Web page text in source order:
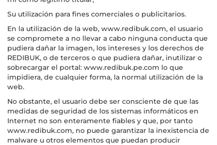
Su utilización para fines comerciales o publicitarios.
En la utilización de la web, www.redibuk.com, el usuario
se compromete a no llevar a cabo ninguna conducta que
pudiera dañar la imagen, los intereses y los derechos de
REDIBUK, o de terceros o que pudiera dañar, inutilizar o
sobrecargar el portal: www.redibuk.pe.com lo que
impidiera, de cualquier forma, la normal utilización de la
web.
No obstante, el usuario debe ser consciente de que las
medidas de seguridad de los sistemas informáticos en
Internet no son enteramente fiables y que, por tanto
www.redibuk.com, no puede garantizar la inexistencia de
malware u otros elementos que puedan producir